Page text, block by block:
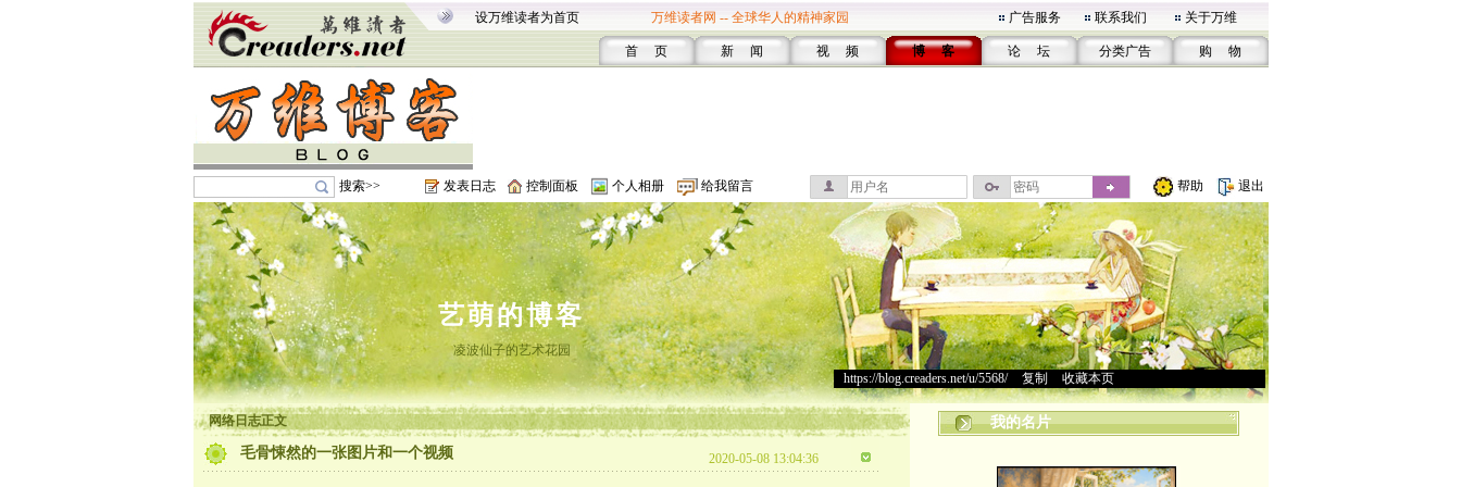
设万维读者为首页 万维读者网 -- 全球华人的精神家园 广告服务 联系我们 关于万维
首 页 新 闻 视 频 博 客 论 坛 分类广告 购 物
搜索>> 发表日志 控制面板 个人相册 给我留言 帮助 退出
艺萌的博客
凌波仙子的艺术花园
https://blog.creaders.net/u/5568/> 复制 收藏本页
网络日志正文
毛骨悚然的一张图片和一个视频 2020-05-08 13:04:36
我的名片